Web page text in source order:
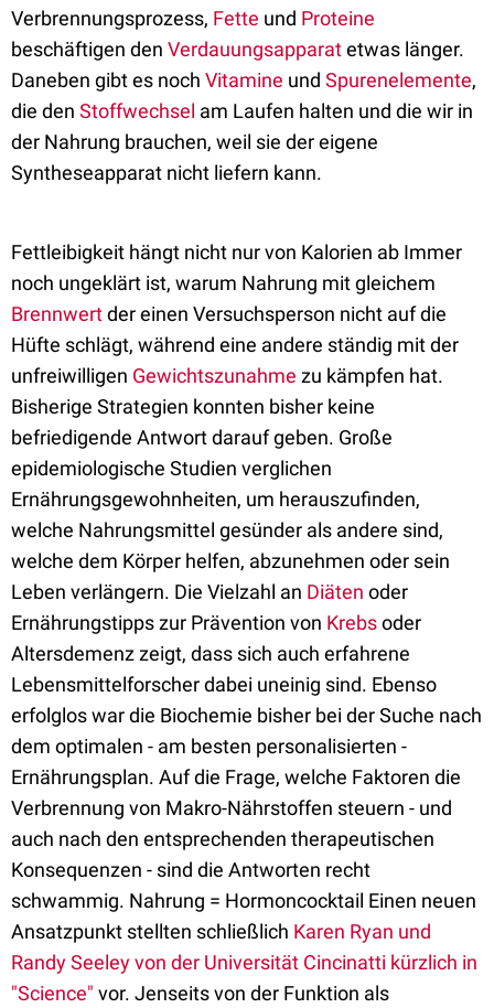
Verbrennungsprozess, Fette und Proteine
beschäftigen den Verdauungsapparatetwas länger.
Daneben gibt es noch Vitamine und Spurenelemente,
die den Stoffwechsel am Laufen halten und die wir in
der Nahrung brauchen, weil sie der eigene
Syntheseapparat nicht liefern kann.
Fettleibigkeit hängt nicht nur von Kalorien ab Immer
noch ungeklärt ist, warum Nahrung mit gleichem
Brennwertder einen Versuchsperson nicht auf die
Hüfte schlägt, während eine andere ständig mit der
unfreiwilligen Gewichtszunahme zu kämpfen hat.
Bisherige Strategien konnten bisher keine
befriedigende Antwort darauf geben. Große
epidemiologische Studien verglichen
Ernährungsgewohnheiten, um herauszufinden,
welche Nahrungsmittel gesünder als andere sind,
welche dem Körper helfen, abzunehmen oder sein
Leben verlängern. Die Vielzahl an Diäten oder
Ernährungstipps zur Prävention von Krebsoder
Altersdemenz zeigt, dass sich auch erfahrene
Lebensmittelforscher dabei uneinig sind. Ebenso
erfolglos war die Biochemie bisher bei der Suche nach
dem optimalen - am besten personalisierten -
Ernährungsplan. Auf die Frage, welche Faktoren die
Verbrennung von Makro-Nährstoffen steuern - und
auch nach den entsprechenden therapeutischen
Konsequenzen - sind die Antworten recht
schwammig. Nahrung = Hormoncocktail Einen neuen
Ansatzpunkt stellten schließlich Karen Ryan und
Randy Seeley von der Universität Cincinatti kürzlich in
"Science" vor. Jenseits von der Funktion als